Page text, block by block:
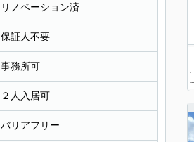
リノベーション済
保証人不要
事務所可
２人入居可
バリアフリー